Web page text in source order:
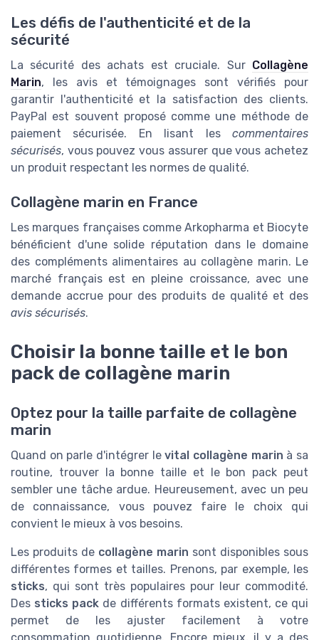
Les défis de l'authenticité et de la
sécurité
La sécurité des achats est cruciale. Sur Collagène
Marin, les avis et témoignages sont vérifiés pour
garantir l'authenticité et la satisfaction des clients.
PayPal est souvent proposé comme une méthode de
paiement sécurisée. En lisant les commentaires
sécurisés, vous pouvez vous assurer que vous achetez
un produit respectant les normes de qualité.
Collagène marin en France
Les marques françaises comme Arkopharma et Biocyte
bénéficient d'une solide réputation dans le domaine
des compléments alimentaires au collagène marin. Le
marché français est en pleine croissance, avec une
demande accrue pour des produits de qualité et des
avis sécurisés.
Choisir la bonne taille et le bon
pack de collagène marin
Optez pour la taille parfaite de collagène
marin
Quand on parle d'intégrer levital collagène marin à sa
routine, trouver la bonne taille et le bon pack peut
sembler une tâche ardue. Heureusement, avec un peu
de connaissance, vous pouvez faire le choix qui
convient le mieux à vos besoins.
Les produits de collagène marin sont disponibles sous
différentes formes et tailles. Prenons, par exemple, les
sticks, qui sont très populaires pour leur commodité.
Des sticks pack de différents formats existent, ce qui
permet de les ajuster facilement à votre
consommation quotidienne. Encore mieux, il y a des